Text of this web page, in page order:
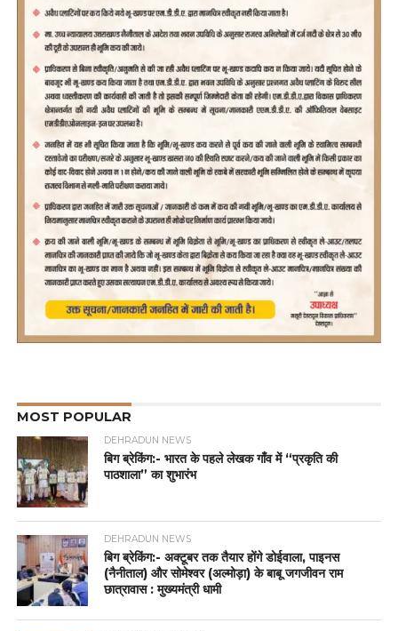
MOST POPULAR
DEHRADUN NEWS
बिग ब्रेकिंग:- भारत के पहले लेखक गाँव में “प्रकृति की
पाठशाला” का शुभारंभ
DEHRADUN NEWS
बिग ब्रेकिंग:- अक्टूबर तक तैयार होंगे डोईवाला, पाइनस
(नैनीताल) और सोमेश्वर (अल्मोड़ा) के बाबू जगजीवन राम
छात्रावास : मुख्यमंत्री धामी